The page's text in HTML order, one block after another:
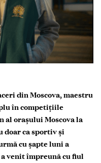
din Moscova, maestru
în competițiile
al orașului Moscova la
doar ca sportiv și
cu șapte luni a
venit împreună cu fiul